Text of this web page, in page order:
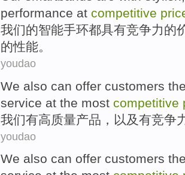
performance at competitive
我们的智能手环都具有竞争力的
的性能。
youdao
We also can offer customers
service at the most competitive
我们有高质量产品 ， 以及有竞争
youdao
We also can offer customers